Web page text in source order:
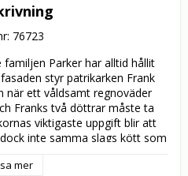
76723
Parker har alltid hållit
styr patrikarken Frank
när ett våldsamt regnoväder
Franks två döttrar måste ta
viktigaste uppgift blir att
inte samma slags kött som
de lokala myndigheterna spår
mer